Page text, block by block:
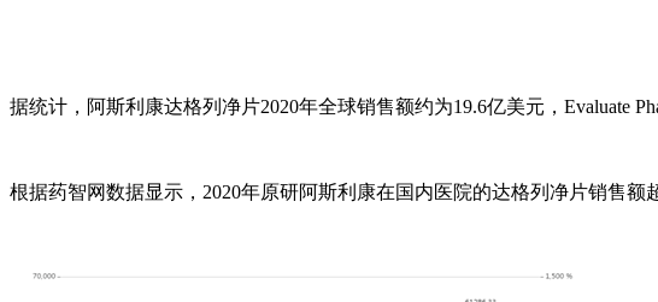
据统计，阿斯利康达格列净片2020年全球销售额约为19.6亿美元，Evaluate
根据药智网数据显示，2020年原研阿斯利康在国内医院的达格列净片销售额